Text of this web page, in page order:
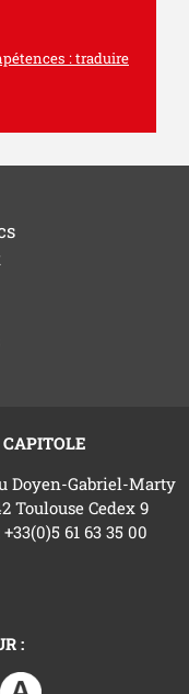
: traduire
Doyen-Gabriel-Marty
Toulouse Cedex 9
61 63 35 00
: